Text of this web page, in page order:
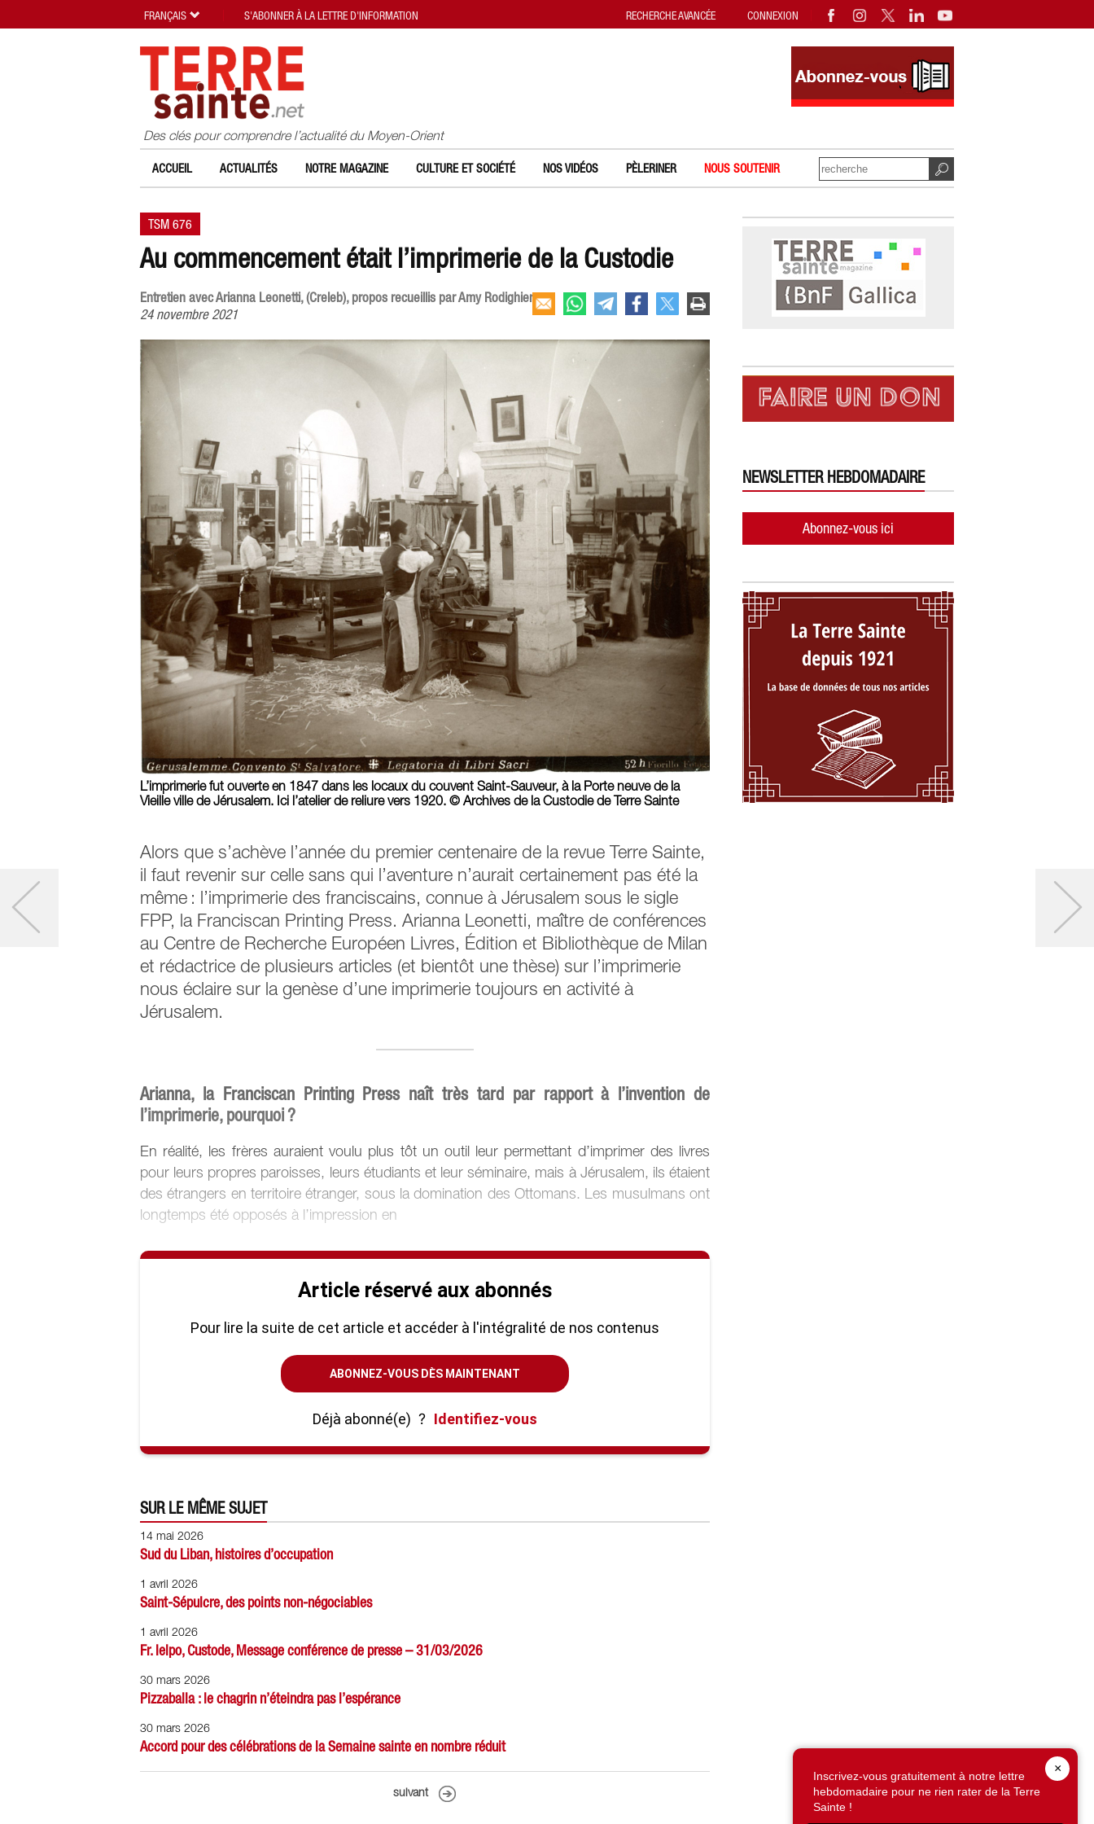
Des clés pour comprendre l’actualité du Moyen-Orient
ACCUEIL ACTUALITÉS NOTRE MAGAZINE CULTURE ET SOCIÉTÉ NOS VIDÉOS PÈLERINER NOUS SOUTENIR
TSM 676
Au commencement était l’imprimerie de la Custodie
Entretien avec Arianna Leonetti, (Creleb), propos recueillis par Amy Rodighiero
24 novembre 2021
L’imprimerie fut ouverte en 1847 dans les locaux du couvent Saint-Sauveur, à la Porte neuve de la
Vieille ville de Jérusalem. Ici l’atelier de reliure vers 1920. © Archives de la Custodie de Terre Sainte
Alors que s’achève l’année du premier centenaire de la revue Terre Sainte,
il faut revenir sur celle sans qui l’aventure n’aurait certainement pas été la
même : l’imprimerie des franciscains, connue à Jérusalem sous le sigle
FPP, la Franciscan Printing Press. Arianna Leonetti, maître de conférences
au Centre de Recherche Européen Livres, Édition et Bibliothèque de Milan
et rédactrice de plusieurs articles (et bientôt une thèse) sur l’imprimerie
nous éclaire sur la genèse d’une imprimerie toujours en activité à
Jérusalem.
Arianna, la Franciscan Printing Press naît très tard par rapport à l’invention de
l’imprimerie, pourquoi ?
En réalité, les frères auraient voulu plus tôt un outil leur permettant d’imprimer des livres
pour leurs propres paroisses, leurs étudiants et leur séminaire, mais à Jérusalem, ils étaient
des étrangers en territoire étranger, sous la domination des Ottomans. Les musulmans ont
longtemps été opposés à l’impression en
Article réservé aux abonnés
Pour lire la suite de cet article et accéder à l'intégralité de nos contenus
ABONNEZ-VOUS DÈS MAINTENANT
Déjà abonné(e) ? Identifiez-vous
SUR LE MÊME SUJET
14 mai 2026
Sud du Liban, histoires d’occupation
1 avril 2026
Saint-Sépulcre, des points non-négociables
1 avril 2026
Fr. Ielpo, Custode, Message conférence de presse – 31/03/2026
30 mars 2026
Pizzaballa : le chagrin n’éteindra pas l’espérance
30 mars 2026
Accord pour des célébrations de la Semaine sainte en nombre réduit
suivant
NEWSLETTER HEBDOMADAIRE
Abonnez-vous ici
×
Inscrivez-vous gratuitement à notre lettre
hebdomadaire pour ne rien rater de la Terre
Sainte !
RECHERCHE AVANCÉE CONNEXION
FRANÇAIS S'ABONNER À LA LETTRE D'INFORMATION